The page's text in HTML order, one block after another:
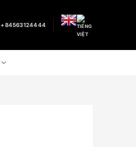
+84563124444